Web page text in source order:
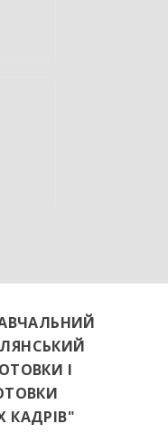
І
КАДРІВ"